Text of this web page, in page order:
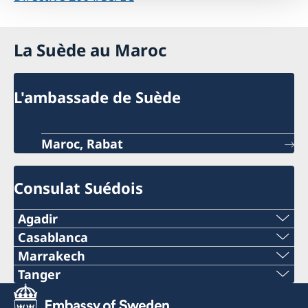
La Suède au Maroc
L'ambassade de Suède
Maroc, Rabat
Consulat Suédois
Agadir
Adresse:
Consulat de Suède
Immeuble Rachdi
Avenue Hassan II
Casablanca
Telefon 1
+212 5 22 36 22 70
Marrakech
Tel
+212 5 24 44 75 28
Tanger
Adresse: